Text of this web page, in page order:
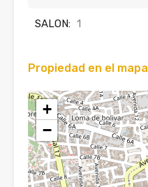
SALON: 1
Propiedad en el mapa
+
−